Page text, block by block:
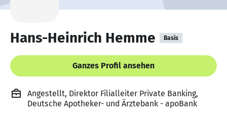
Hans-Heinrich Hemme Basis
Ganzes Profil ansehen
Angestellt, Direktor Filialleiter Private Banking,
Deutsche Apotheker- und Ärztebank - apoBank